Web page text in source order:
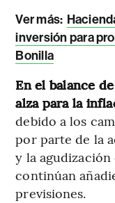
Ver más:
inversión para
Bonilla
En el balance
alza para la
debido a los
por parte de la
y la
continúan
previsiones.